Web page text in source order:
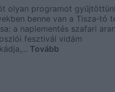
olyan programot
benne van a Tisza‑tó
a naplementés szafari
fesztivál vidám
Tovább